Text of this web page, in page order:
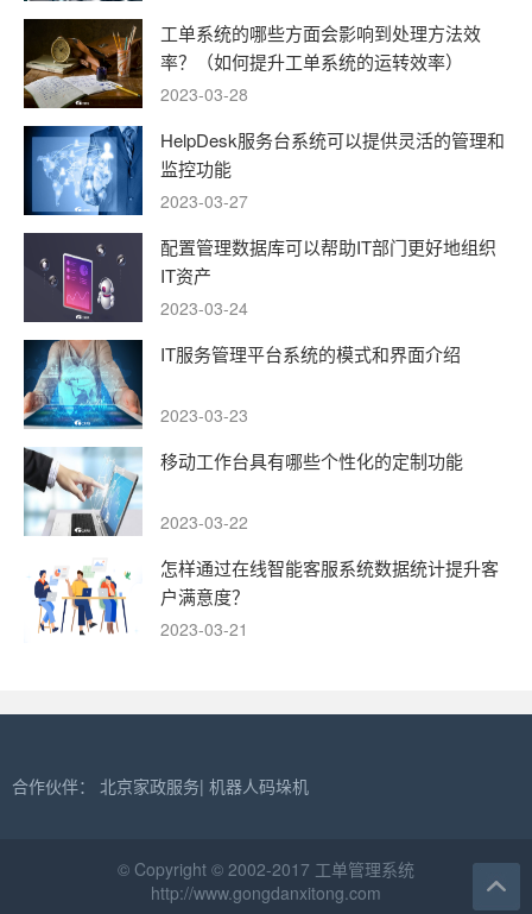
工单系统的哪些方面会影响到处理方法效
率？（如何提升工单系统的运转效率）
2023-03-28
HelpDesk服务台系统可以提供灵活的管理和
监控功能
2023-03-27
配置管理数据库可以帮助IT部门更好地组织
IT资产
2023-03-24
IT服务管理平台系统的模式和界面介绍
2023-03-23
移动工作台具有哪些个性化的定制功能
2023-03-22
怎样通过在线智能客服系统数据统计提升客
户满意度？
2023-03-21
合作伙伴： 北京家政服务| 机器人码垛机
© Copyright © 2002-2017 工单管理系统
http://www.gongdanxitong.com